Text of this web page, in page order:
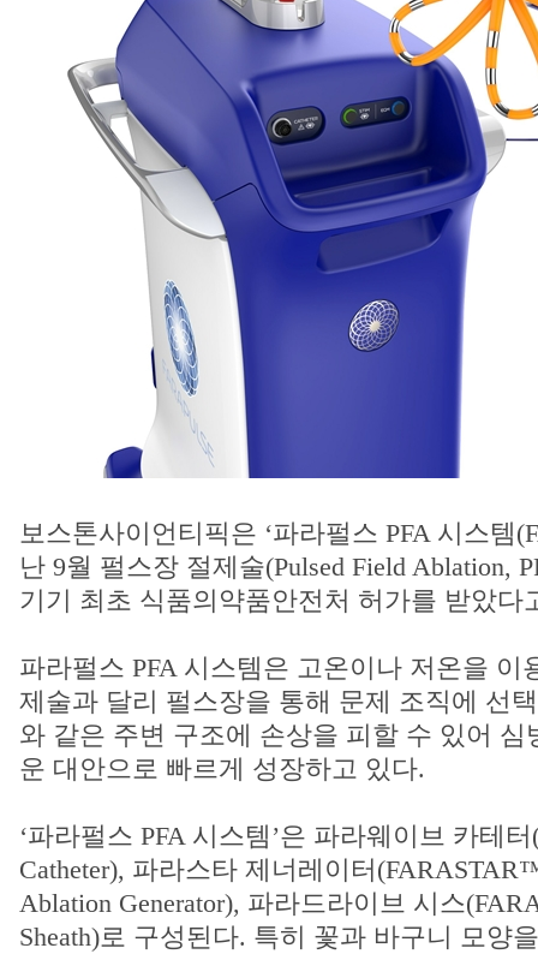
보스톤사이언티픽은 ‘파라펄스 PFA 시스템
난 9월 펄스장 절제술(Pulsed Field Ablation,
기기 최초 식품의약품안전처 허가를 받았다
파라펄스 PFA 시스템은 고온이나 저온을 이
제술과 달리 펄스장을 통해 문제 조직에 선
와 같은 주변 구조에 손상을 피할 수 있어 심
운 대안으로 빠르게 성장하고 있다.
‘파라펄스 PFA 시스템’은 파라웨이브 카테
Catheter), 파라스타 제너레이터
Ablation Generator), 파라드라이브 시스
Sheath)로 구성된다. 특히 꽃과 바구니 모양